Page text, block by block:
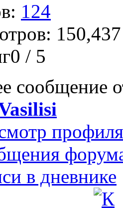
124
150,437
/ 5
сообщение
профиля
в дневнике